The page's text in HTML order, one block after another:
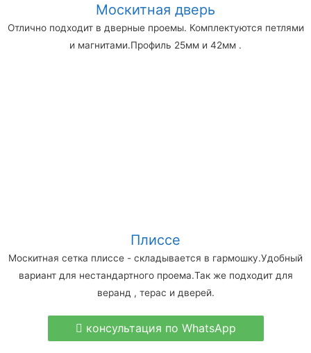
Москитная дверь
Отлично подходит в дверные проемы. Комплектуются петлями
и магнитами.Профиль 25мм и 42мм .
Плиссе
Москитная сетка плиссе - складывается в гармошку.Удобный
вариант для нестандартного проема.Так же подходит для
веранд , терас и дверей.
консультация по WhatsApp